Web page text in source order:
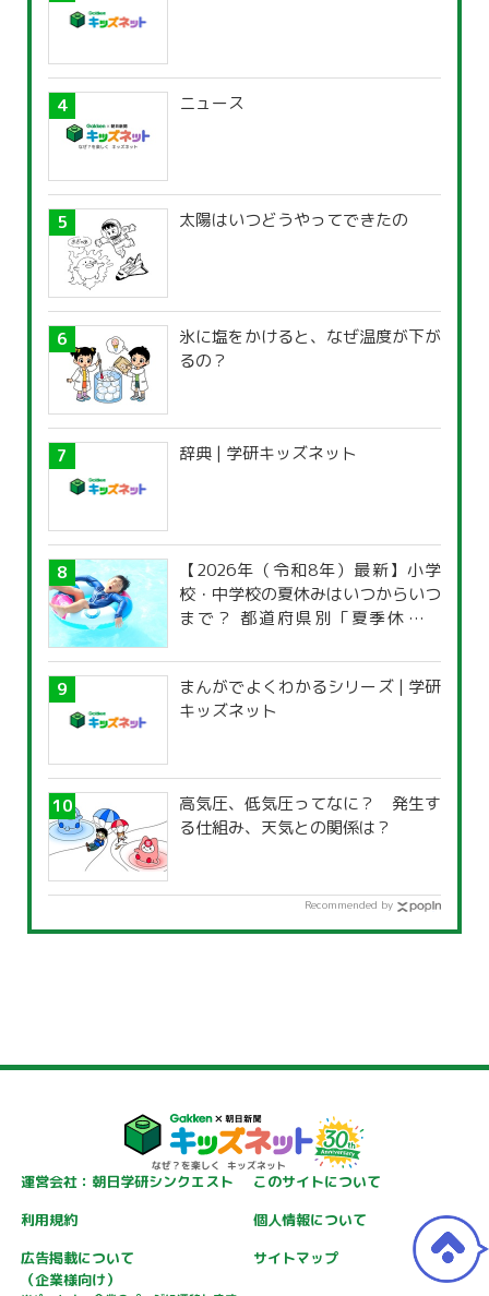
ニュース
太陽はいつどうやってできたの
氷に塩をかけると、なぜ温度が下が
るの？
辞典 | 学研キッズネット
【2026年（令和8年）最新】小学
校・中学校の夏休みはいつからいつ
まで？ 都道府県別「夏季休暇一
まんがでよくわかるシリーズ | 学研
キッズネット
高気圧、低気圧ってなに？ 発生す
る仕組み、天気との関係は？
Recommended by
運営会社：朝日学研シンクエスト
このサイトについて
利用規約
個人情報について
広告掲載について
（企業様向け）
サイトマップ